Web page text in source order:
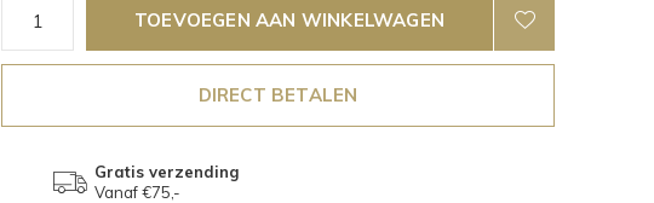
TOEVOEGEN AAN WINKELWAGEN
DIRECT BETALEN
Gratis verzending
Vanaf €75,-